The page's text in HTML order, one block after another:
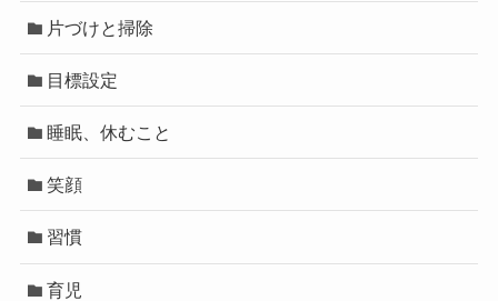
片づけと掃除
目標設定
睡眠、休むこと
笑顔
習慣
育児